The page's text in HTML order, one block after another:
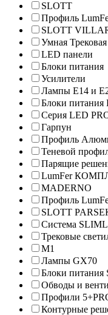
SLOTT
Профиль
SLOTT
Умная
LED панели
Блоки питания
Усилители
Лампы Е14 и
Блоки питания
Серия LED
Гарпун
Профиль
Теневой
Парящие
LumFer
MADERNO
Профиль
SLOTT
Система
Трековые
M1
Лампы GX70
Блоки питания
Обводы и
Профили
Контурные